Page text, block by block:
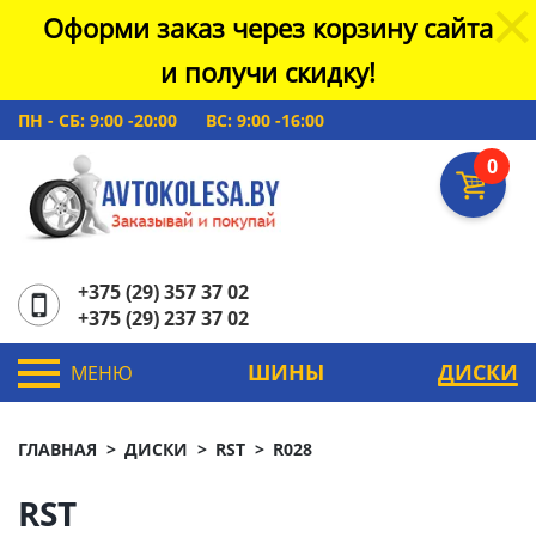
Оформи заказ через корзину сайта
и получи скидку!
ПН - СБ: 9:00 -20:00 ВС: 9:00 -16:00
0
+375 (29) 357 37 02
+375 (29) 237 37 02
МЕНЮ ШИНЫ ДИСКИ
ГЛАВНАЯ ДИСКИ RST R028
RST